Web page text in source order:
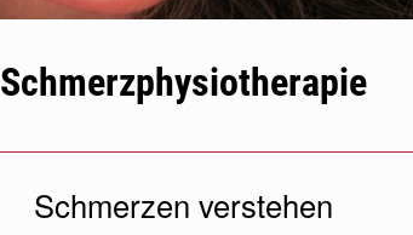
Schmerzphysiotherapie
Schmerzen verstehen